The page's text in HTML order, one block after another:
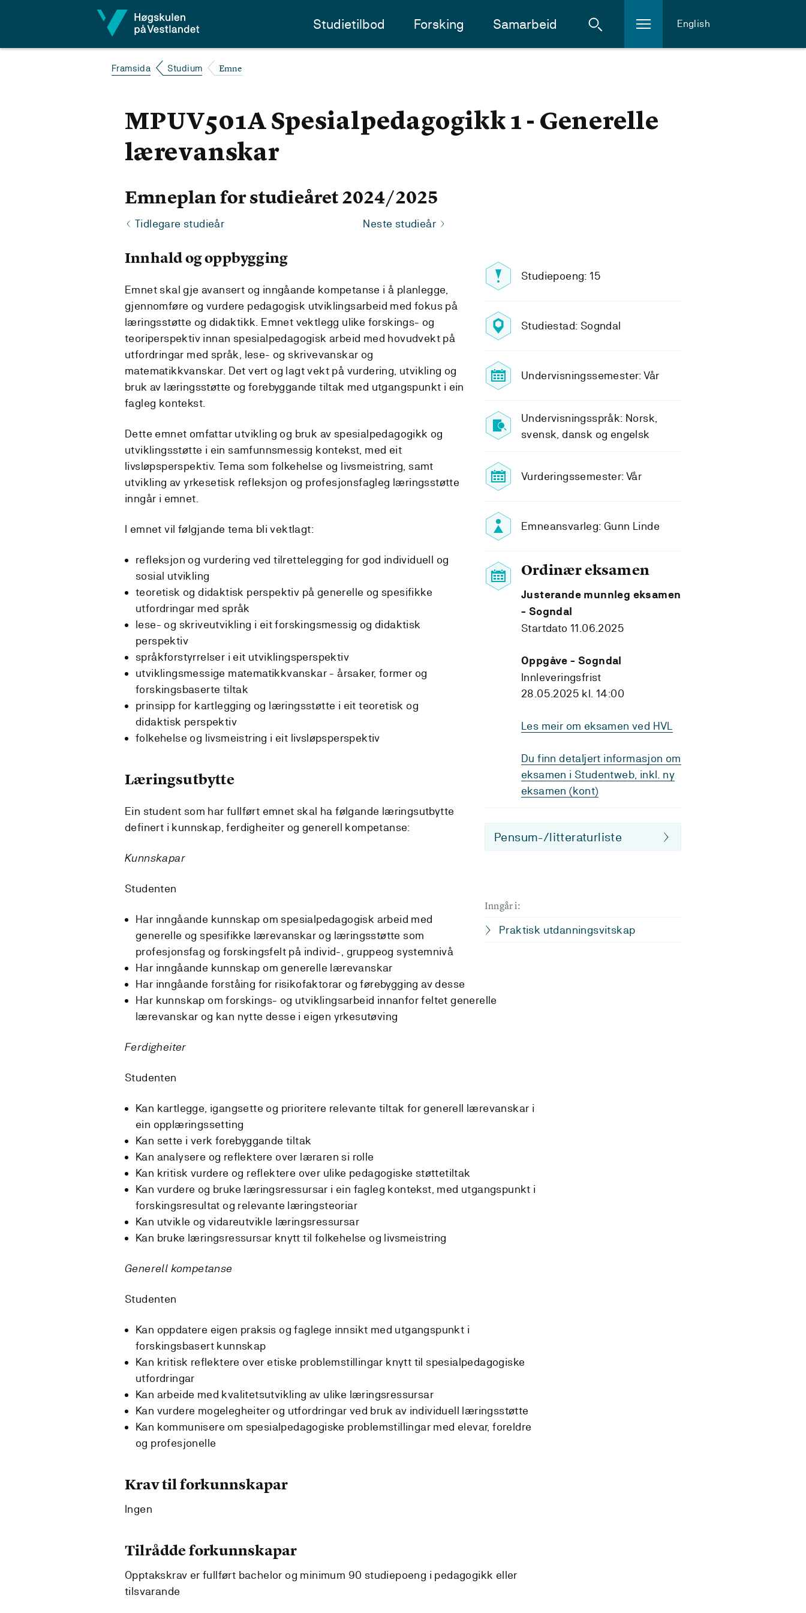
Studietilbod Forsking Samarbeid English
Framsida Studium Emne
MPUV501A Spesialpedagogikk 1 - Generelle
lærevanskar
Emneplan for studieåret 2024/2025
Tidlegare studieår Neste studieår
Studiepoeng: 15
Studiestad: Sogndal
Undervisningssemester: Vår
Undervisningsspråk: Norsk,
svensk, dansk og engelsk
Vurderingssemester: Vår
Emneansvarleg: Gunn Linde
Ordinær eksamen
Justerande munnleg eksamen
- Sogndal
Startdato 11.06.2025
Oppgåve - Sogndal
Innleveringsfrist
28.05.2025 kl. 14:00
Les meir om eksamen ved HVL
Du finn detaljert informasjon om
eksamen i Studentweb, inkl. ny
eksamen (kont)
Pensum-/litteraturliste
Inngår i:
Praktisk utdanningsvitskap
Innhald og oppbygging
Emnet skal gje avansert og inngåande kompetanse i å planlegge,
gjennomføre og vurdere pedagogisk utviklingsarbeid med fokus på
læringsstøtte og didaktikk. Emnet vektlegg ulike forskings- og
teoriperspektiv innan spesialpedagogisk arbeid med hovudvekt på
utfordringar med språk, lese- og skrivevanskar og
matematikkvanskar. Det vert og lagt vekt på vurdering, utvikling og
bruk av læringsstøtte og forebyggande tiltak med utgangspunkt i ein
fagleg kontekst.
Dette emnet omfattar utvikling og bruk av spesialpedagogikk og
utviklingsstøtte i ein samfunnsmessig kontekst, med eit
livsløpsperspektiv. Tema som folkehelse og livsmeistring, samt
utvikling av yrkesetisk refleksjon og profesjonsfagleg læringsstøtte
inngår i emnet.
I emnet vil følgjande tema bli vektlagt:
refleksjon og vurdering ved tilrettelegging for god individuell og
sosial utvikling
teoretisk og didaktisk perspektiv på generelle og spesifikke
utfordringar med språk
lese- og skriveutvikling i eit forskingsmessig og didaktisk
perspektiv
språkforstyrrelser i eit utviklingsperspektiv
utviklingsmessige matematikkvanskar - årsaker, former og
forskingsbaserte tiltak
prinsipp for kartlegging og læringsstøtte i eit teoretisk og
didaktisk perspektiv
folkehelse og livsmeistring i eit livsløpsperspektiv
Læringsutbytte
Ein student som har fullført emnet skal ha følgande læringsutbytte
definert i kunnskap, ferdigheiter og generell kompetanse:
Kunnskapar
Studenten
Har inngåande kunnskap om spesialpedagogisk arbeid med
generelle og spesifikke lærevanskar og læringsstøtte som
profesjonsfag og forskingsfelt på individ-, gruppeog systemnivå
Har inngåande kunnskap om generelle lærevanskar
Har inngåande forståing for risikofaktorar og førebygging av desse
Har kunnskap om forskings- og utviklingsarbeid innanfor feltet generelle
lærevanskar og kan nytte desse i eigen yrkesutøving
Ferdigheiter
Studenten
Kan kartlegge, igangsette og prioritere relevante tiltak for generell lærevanskar i
ein opplæringssetting
Kan sette i verk forebyggande tiltak
Kan analysere og reflektere over læraren si rolle
Kan kritisk vurdere og reflektere over ulike pedagogiske støttetiltak
Kan vurdere og bruke læringsressursar i ein fagleg kontekst, med utgangspunkt i
forskingsresultat og relevante læringsteoriar
Kan utvikle og vidareutvikle læringsressursar
Kan bruke læringsressursar knytt til folkehelse og livsmeistring
Generell kompetanse
Studenten
Kan oppdatere eigen praksis og faglege innsikt med utgangspunkt i
forskingsbasert kunnskap
Kan kritisk reflektere over etiske problemstillingar knytt til spesialpedagogiske
utfordringar
Kan arbeide med kvalitetsutvikling av ulike læringsressursar
Kan vurdere mogelegheiter og utfordringar ved bruk av individuell læringsstøtte
Kan kommunisere om spesialpedagogiske problemstillingar med elevar, foreldre
og profesjonelle
Krav til forkunnskapar
Ingen
Tilrådde forkunnskapar
Opptakskrav er fullført bachelor og minimum 90 studiepoeng i pedagogikk eller
tilsvarande